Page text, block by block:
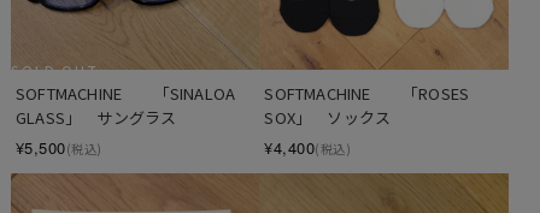
SOLD OUT
SOFTMACHINE　　「SINALOA
GLASS」　サングラス
¥5,500(税込)
SOFTMACHINE　　「ROSES
SOX」　ソックス
¥4,400(税込)